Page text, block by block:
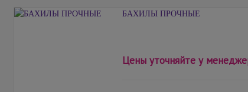
БАХИЛЫ ПРОЧНЫЕ
Цены уточняйте у